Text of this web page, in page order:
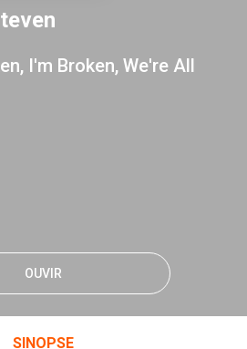
I'm Broken, We're All
OUVIR
SINOPSE